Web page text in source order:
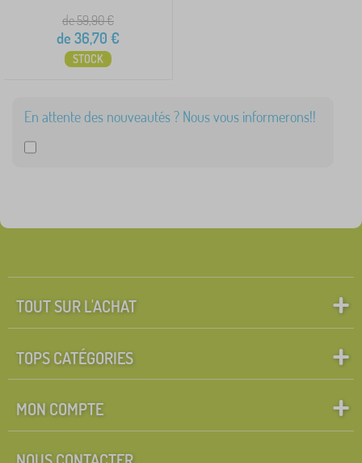
de 59,90€
de 36,70 €
STOCK
En attente des nouveautés ? Nous vous informerons!!
TOUT SUR L'ACHAT
TOPS CATÉGORIES
MON COMPTE